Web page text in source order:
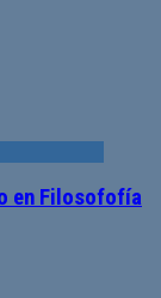
en Filosofofía